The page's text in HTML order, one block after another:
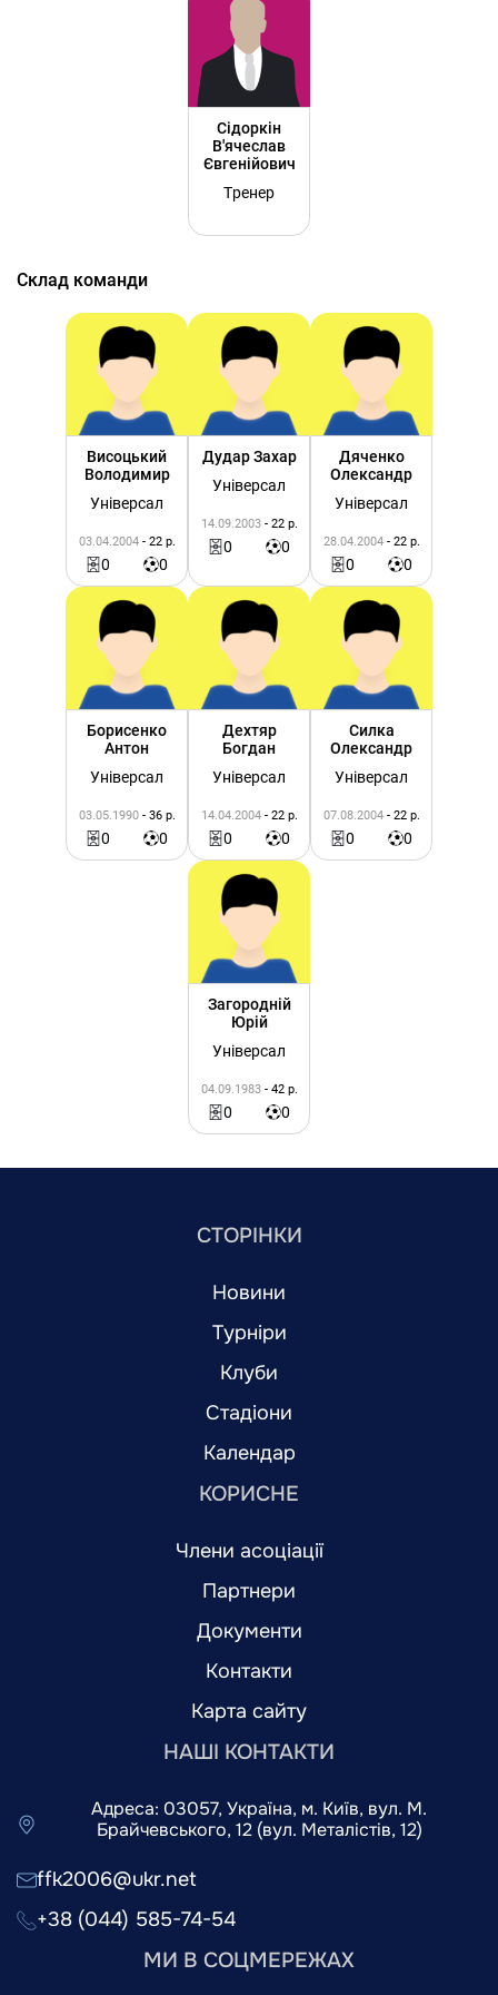
Сідоркін
В'ячеслав
Євгенійович
Тренер
Склад команди
Висоцький
Володимир
Універсал
03.04.2004 - 22 р.
0 0
Дудар Захар
Універсал
14.09.2003 - 22 р.
0 0
Дяченко
Олександр
Універсал
28.04.2004 - 22 р.
0 0
Борисенко
Антон
Універсал
03.05.1990 - 36 р.
0 0
Дехтяр
Богдан
Універсал
14.04.2004 - 22 р.
0 0
Силка
Олександр
Універсал
07.08.2004 - 22 р.
0 0
Загородній
Юрій
Універсал
04.09.1983 - 42 р.
0 0
СТОРІНКИ
Новини
Турніри
Клуби
Стадіони
Календар
КОРИСНЕ
Члени асоціації
Партнери
Документи
Контакти
Карта сайту
НАШІ КОНТАКТИ
Адреса: 03057, Україна, м. Київ, вул. М.
Брайчевського, 12 (вул. Металістів, 12)
ffk2006@ukr.net
+38 (044) 585-74-54
МИ В СОЦМЕРЕЖАХ